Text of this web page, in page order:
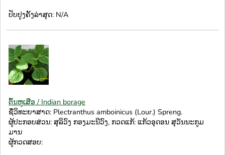
ປັບປູງຄັ້ງລ່າສຸດ: N/A
ຕົ້ນຫູເສືອ / Indian borage
ຊື່ວິທະຍາສາດ: Plectranthus amboinicus (Lour.) Spreng.
ຜູ້ປະກອບສ່ວນ: ສຸລິວົງ ກອງມະນີວົງ, ກວດແກ້: ແກ້ວອຸດອນ ສຸວັນນະກູມ
ມານ
ຜູ້ກວດສອບ: